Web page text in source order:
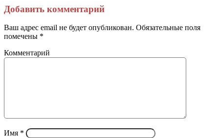
через
электронную
почту
Добавить комментарий
Ваш адрес email не будет опубликован. Обязательные поля
помечены *
Комментарий
Имя *